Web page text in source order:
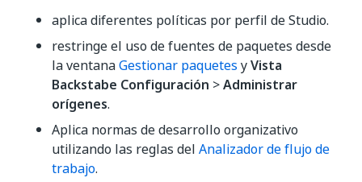
aplica diferentes políticas por perfil de Studio.
restringe el uso de fuentes de paquetes desde
la ventanaGestionar paquetes yVista
Backstabe Configuración >Administrar
orígenes.
Aplica normas de desarrollo organizativo
utilizando las reglas del Analizador de flujo de
trabajo.